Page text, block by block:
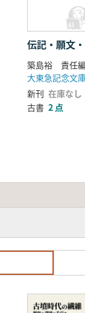
伝記・願文
築島裕 責任
大東急記念文
新刊 在庫なし
古書 2 点